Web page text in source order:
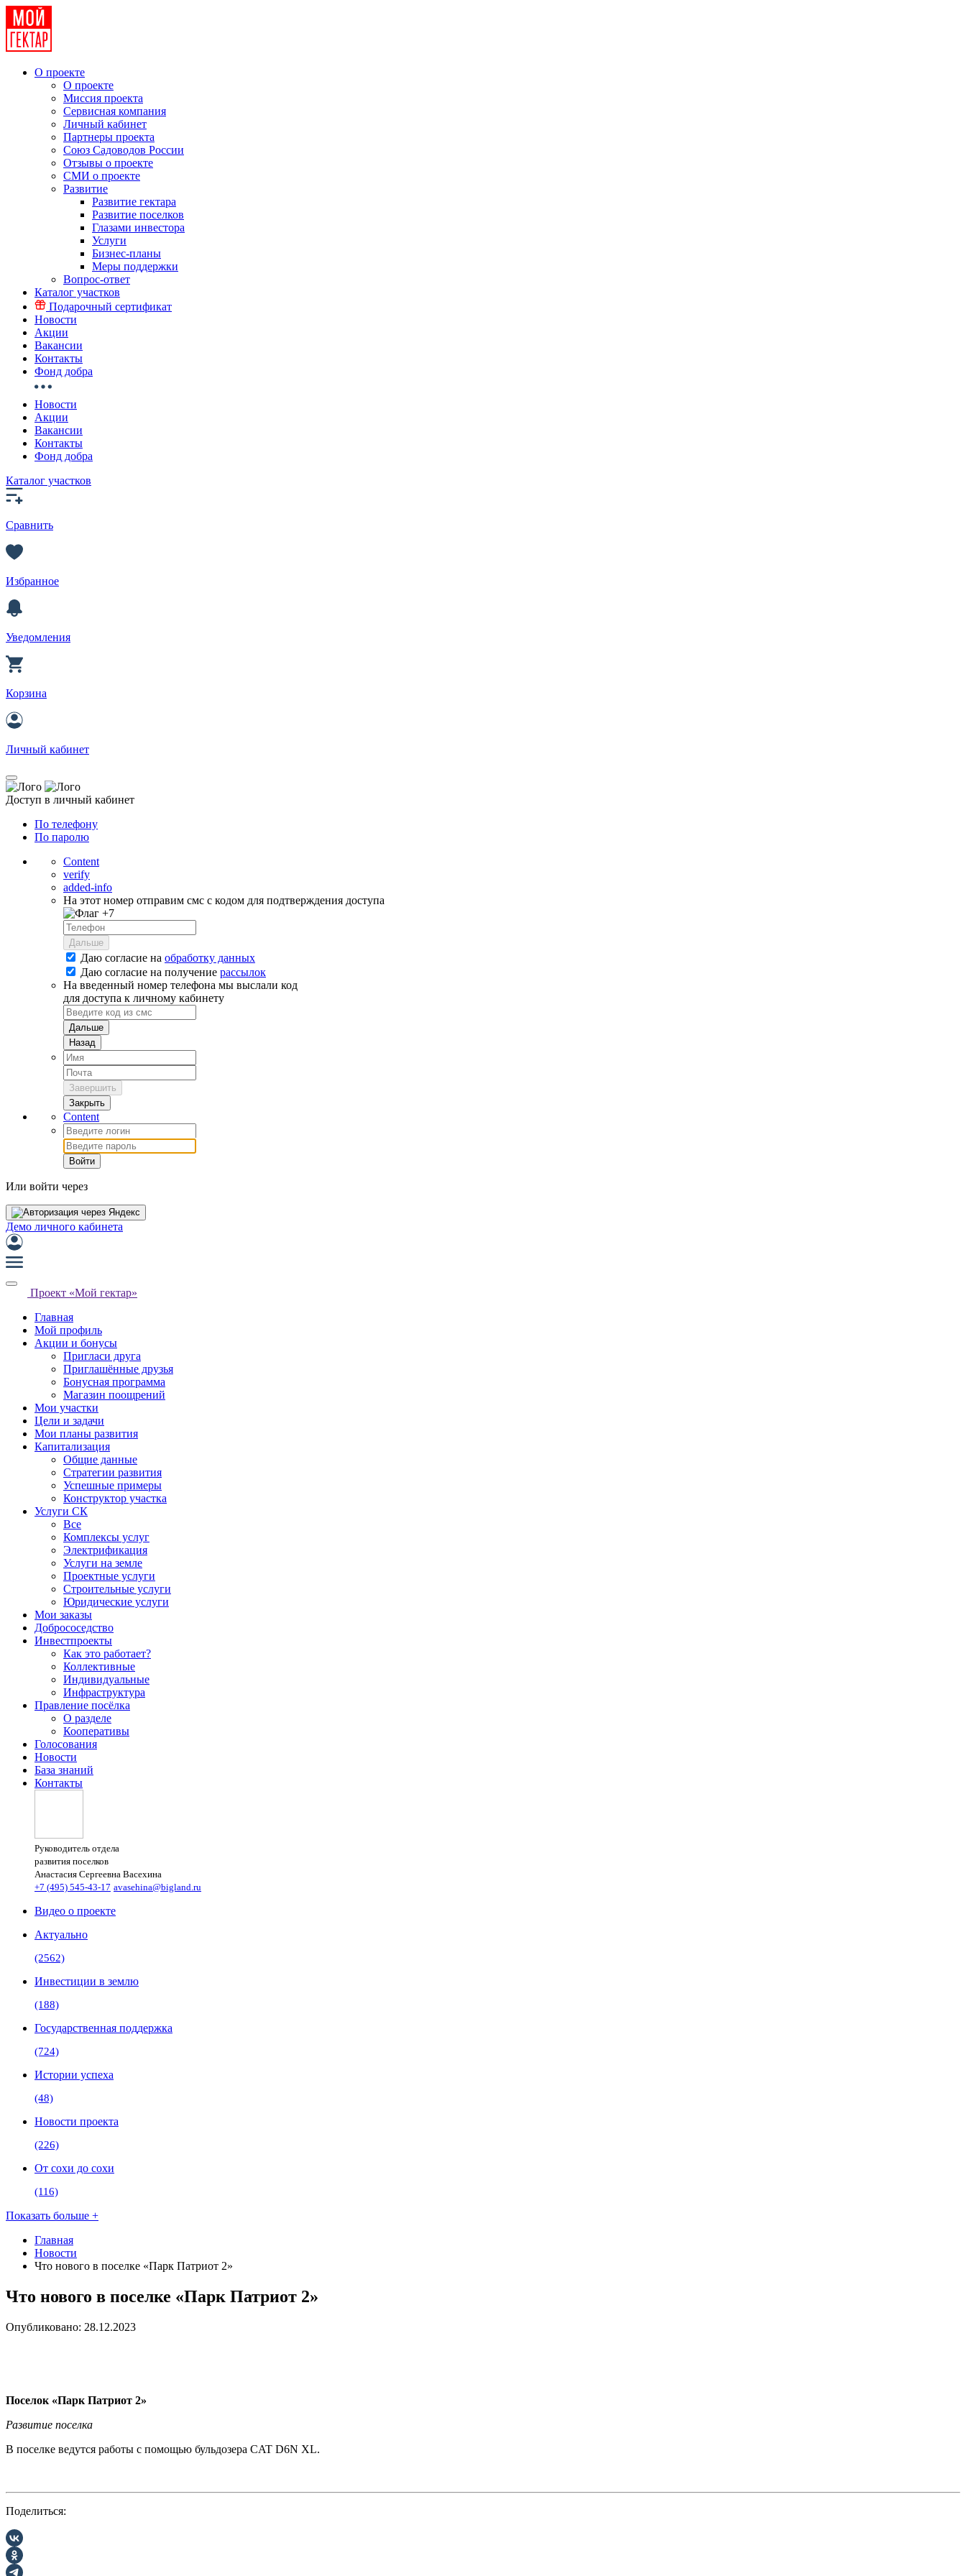
О проекте
О проекте
Миссия проекта
Сервисная компания
Личный кабинет
Партнеры проекта
Союз Садоводов России
Отзывы о проекте
СМИ о проекте
Развитие
Развитие гектара
Развитие поселков
Глазами инвестора
Услуги
Бизнес-планы
Меры поддержки
Вопрос-ответ
Каталог участков
Подарочный сертификат
Новости
Акции
Вакансии
Контакты
Фонд добра
Новости
Акции
Вакансии
Контакты
Фонд добра
Каталог участков
Сравнить
Избранное
Уведомления
Корзина
Личный кабинет
Доступ в личный кабинет
По телефону
По паролю
Content
verify
added-info
На этот номер отправим смс с кодом для подтверждения доступа
+7
Дальше
Даю согласие на обработку данных
Даю согласие на получение рассылок
На введенный номер телефона мы выслали код
для доступа к личному кабинету
Дальше
Назад
Завершить
Закрыть
Content
Войти
Или войти через
Демо личного кабинета
Проект «Мой гектар»
Главная
Мой профиль
Акции и бонусы
Пригласи друга
Приглашённые друзья
Бонусная программа
Магазин поощрений
Мои участки
Цели и задачи
Мои планы развития
Капитализация
Общие данные
Стратегии развития
Успешные примеры
Конструктор участка
Услуги СК
Все
Комплексы услуг
Электрификация
Услуги на земле
Проектные услуги
Строительные услуги
Юридические услуги
Мои заказы
Добрососедство
Инвестпроекты
Как это работает?
Коллективные
Индивидуальные
Инфраструктура
Правление посёлка
О разделе
Кооперативы
Голосования
Новости
База знаний
Контакты
Руководитель отдела
развития поселков
Анастасия Сергеевна Васехина
+7 (495) 545-43-17 avasehina@bigland.ru
Видео о проекте
Актуально
(2562)
Инвестиции в землю
(188)
Государственная поддержка
(724)
Истории успеха
(48)
Новости проекта
(226)
От сохи до сохи
(116)
Показать больше +
Главная
Новости
Что нового в поселке «Парк Патриот 2»
Что нового в поселке «Парк Патриот 2»
Опубликовано: 28.12.2023
Поселок «Парк Патриот 2»
Развитие поселка
В поселке ведутся работы с помощью бульдозера CAT D6N XL.
Поделиться: